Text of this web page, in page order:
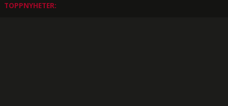
TOPPNYHETER: